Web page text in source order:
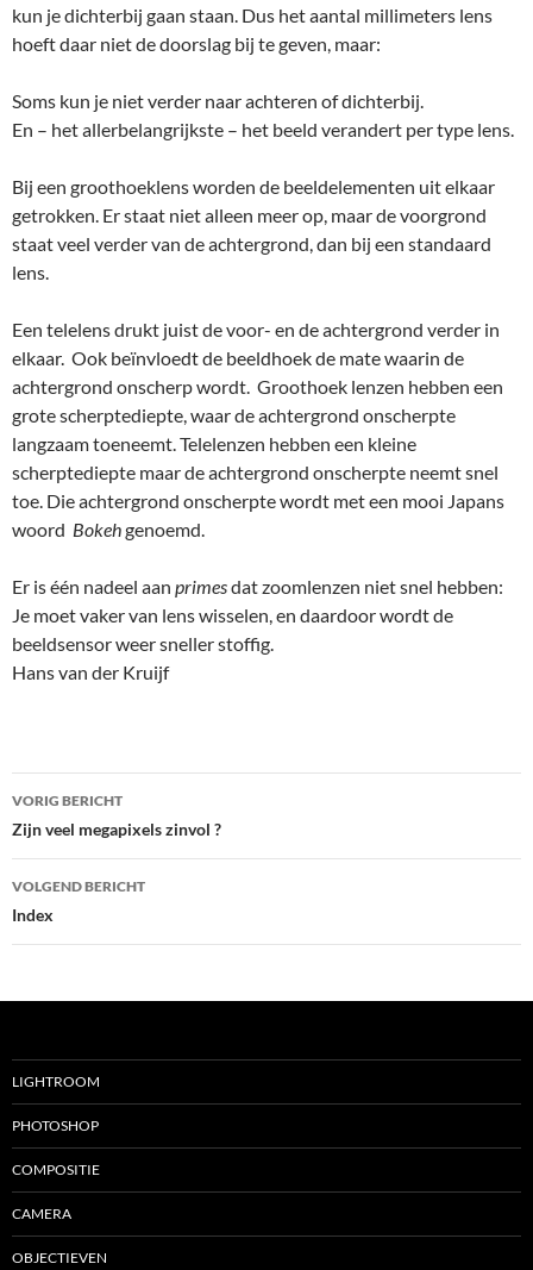
kun je dichterbij gaan staan. Dus het aantal millimeters lens
hoeft daar niet de doorslag bij te geven, maar:
Soms kun je niet verder naar achteren of dichterbij.
En – het allerbelangrijkste – het beeld verandert per type lens.
Bij een groothoeklens worden de beeldelementen uit elkaar
getrokken. Er staat niet alleen meer op, maar de voorgrond
staat veel verder van de achtergrond, dan bij een standaard
lens.
Een telelens drukt juist de voor- en de achtergrond verder in
elkaar. Ook beïnvloedt de beeldhoek de mate waarin de
achtergrond onscherp wordt. Groothoek lenzen hebben een
grote scherptediepte, waar de achtergrond onscherpte
langzaam toeneemt. Telelenzen hebben een kleine
scherptediepte maar de achtergrond onscherpte neemt snel
toe. Die achtergrond onscherpte wordt met een mooi Japans
woord Bokehgenoemd.
Er is één nadeel aan primesdat zoomlenzen niet snel hebben:
Je moet vaker van lens wisselen, en daardoor wordt de
beeldsensor weer sneller stoffig.
Hans van der Kruijf
Bericht
navigatie
VORIG BERICHT
Zijn veel megapixels zinvol ?
VOLGEND BERICHT
Index
LIGHTROOM
PHOTOSHOP
COMPOSITIE
CAMERA
OBJECTIEVEN